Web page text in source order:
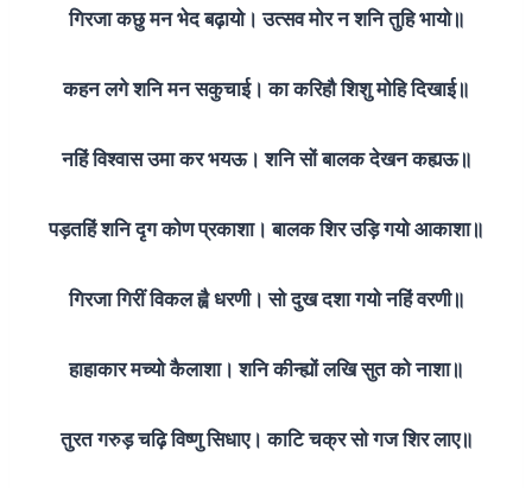
गिरजा कछु मन भेद बढ़ायो। उत्सव मोर न शनि तुहि भायो॥
कहन लगे शनि मन सकुचाई। का करिहौ शिशु मोहि दिखाई॥
नहिं विश्वास उमा कर भयऊ। शनि सों बालक देखन कह्यऊ॥
पड़तहिं शनि दृग कोण प्रकाशा। बालक शिर उड़ि गयो आकाशा॥
गिरजा गिरीं विकल ह्वै धरणी। सो दुख दशा गयो नहिं वरणी॥
हाहाकार मच्यो कैलाशा। शनि कीन्ह्यों लखि सुत को नाशा॥
तुरत गरुड़ चढ़ि विष्णु सिधाए। काटि चक्र सो गज शिर लाए॥